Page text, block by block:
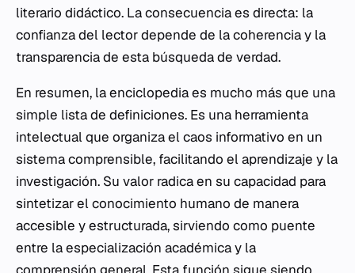
literario didáctico. La consecuencia es directa: la
confianza del lector depende de la coherencia y la
transparencia de esta búsqueda de verdad.
En resumen, la enciclopedia es mucho más que una
simple lista de definiciones. Es una herramienta
intelectual que organiza el caos informativo en un
sistema comprensible, facilitando el aprendizaje y la
investigación. Su valor radica en su capacidad para
sintetizar el conocimiento humano de manera
accesible y estructurada, sirviendo como puente
entre la especialización académica y la